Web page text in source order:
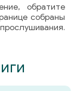
обратите
собраны